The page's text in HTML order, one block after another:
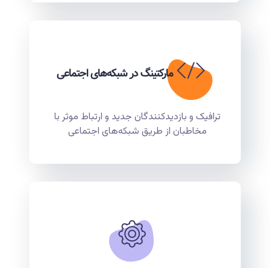
مارکتینگ در شبکه‌های اجتماعی
ترافیک و بازدیدکنندگان جدید و ارتباط موثر با
مخاطبان از طریق شبکه‌های اجتماعی